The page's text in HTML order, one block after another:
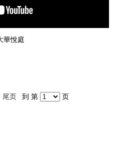
華悅庭
尾页 到 第 页